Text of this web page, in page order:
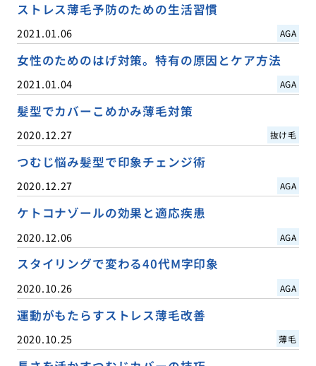
ストレス薄毛予防のための生活習慣
2021.01.06 AGA
女性のためのはげ対策。特有の原因とケア方法
2021.01.04 AGA
髪型でカバーこめかみ薄毛対策
2020.12.27 抜け毛
つむじ悩み髪型で印象チェンジ術
2020.12.27 AGA
ケトコナゾールの効果と適応疾患
2020.12.06 AGA
スタイリングで変わる40代M字印象
2020.10.26 AGA
運動がもたらすストレス薄毛改善
2020.10.25 薄毛